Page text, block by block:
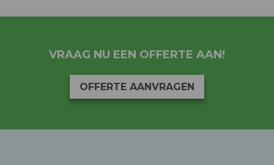
VRAAG NU EEN OFFERTE AAN!
OFFERTE AANVRAGEN